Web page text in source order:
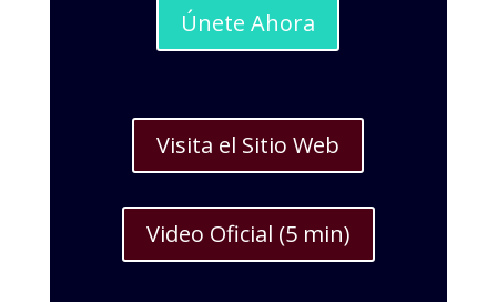
Únete Ahora
Visita el Sitio Web
Video Oficial (5 min)